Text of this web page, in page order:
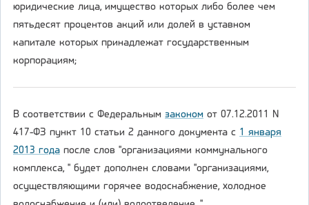
юридические лица, имущество которых либо более чем
пятьдесят процентов акций или долей в уставном
капитале которых принадлежат государственным
корпорациям;
В соответствии с Федеральным законом от 07.12.2011 N
417-ФЗ пункт 10 статьи 2 данного документа с 1 января
2013 года после слов "организациями коммунального
комплекса, " будет дополнен словами "организациями,
осуществляющими горячее водоснабжение, холодное